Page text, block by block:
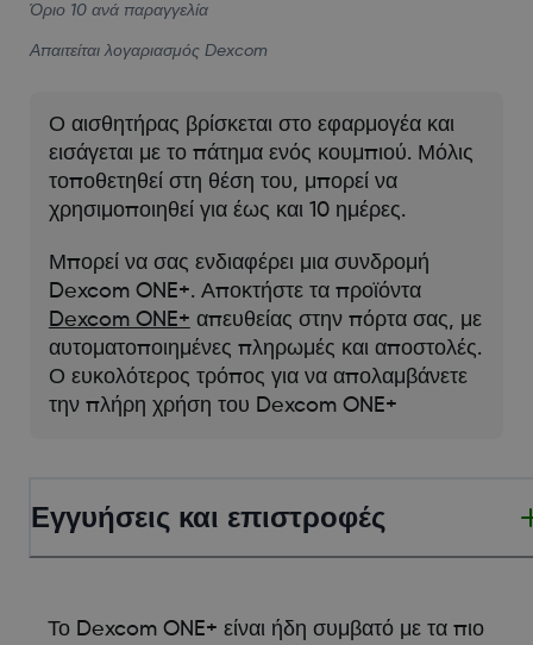
Όριο 10 ανά παραγγελία
Απαιτείται λογαριασμός Dexcom
Ο αισθητήρας βρίσκεται στο εφαρμογέα και
εισάγεται με το πάτημα ενός κουμπιού. Μόλις
τοποθετηθεί στη θέση του, μπορεί να
χρησιμοποιηθεί για έως και 10 ημέρες.
Μπορεί να σας ενδιαφέρει μια συνδρομή
Dexcom ONE+. Αποκτήστε τα προϊόντα
Dexcom ONE+ απευθείας στην πόρτα σας, με
αυτοματοποιημένες πληρωμές και αποστολές.
Ο ευκολότερος τρόπος για να απολαμβάνετε
την πλήρη χρήση του Dexcom ONE+
Εγγυήσεις και επιστροφές
Το Dexcom ONE+ είναι ήδη συμβατό με τα πιο